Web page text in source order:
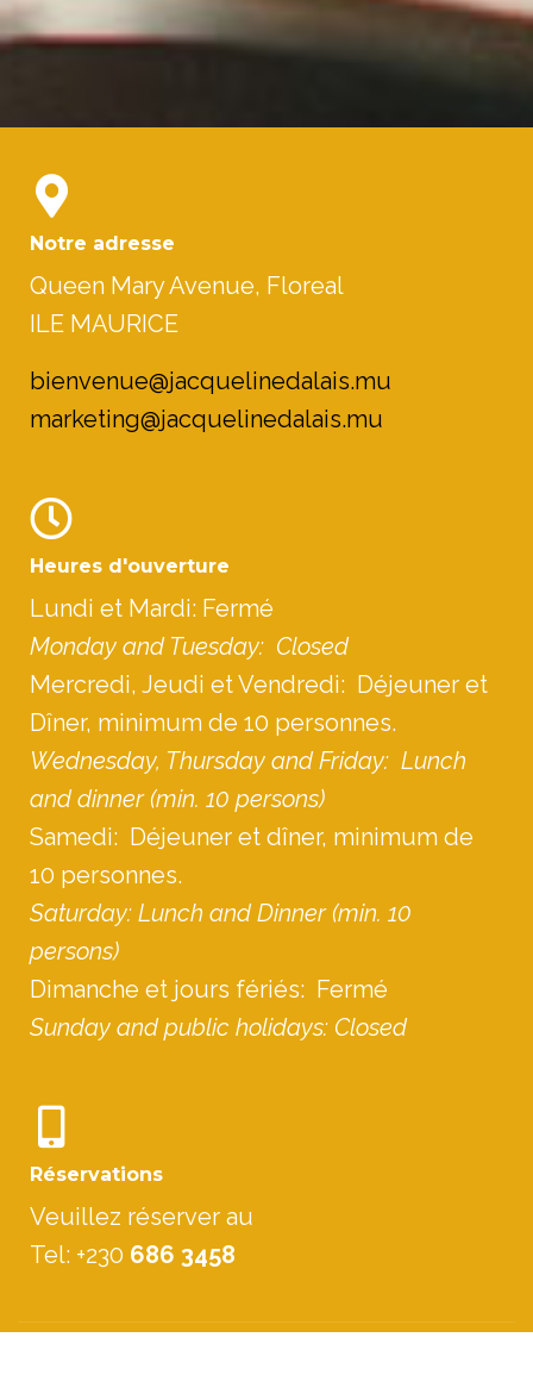
Notre adresse
Queen Mary Avenue, Floreal
ILE MAURICE
bienvenue@jacquelinedalais.mu
marketing@jacquelinedalais.mu
Heures d'ouverture
Lundi et Mardi: Fermé
Monday and Tuesday: Closed
Mercredi, Jeudi et Vendredi: Déjeuner et
Dîner, minimum de 10 personnes.
Wednesday, Thursday and Friday: Lunch
and dinner (min. 10 persons)
Samedi: Déjeuner et dîner, minimum de
10 personnes.
Saturday: Lunch and Dinner (min. 10
persons)
Dimanche et jours fériés: Fermé
Sunday and public holidays: Closed
Réservations
Veuillez réserver au
Tel: +230 686 3458